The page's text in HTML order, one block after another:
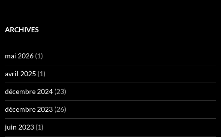
ARCHIVES
mai 2026 (1)
avril 2025 (1)
décembre 2024 (23)
décembre 2023 (26)
juin 2023 (1)